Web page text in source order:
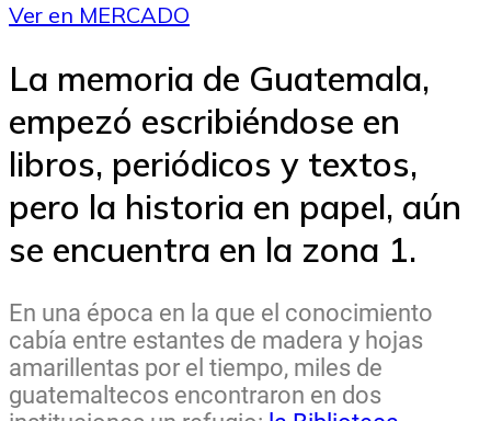
Ver en MERCADO
La memoria de Guatemala,
empezó escribiéndose en
libros, periódicos y textos,
pero la historia en papel, aún
se encuentra en la zona 1.
En una época en la que el conocimiento
cabía entre estantes de madera y hojas
amarillentas por el tiempo, miles de
guatemaltecos encontraron en dos